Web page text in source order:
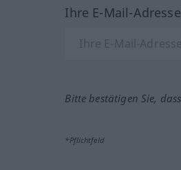
Ihre E-Mail-
Bitte bestätigen Sie,
*Pflichtfeld